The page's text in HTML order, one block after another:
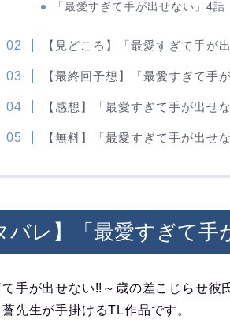
「最愛すぎて手が出せない」4話
【見どころ】「最愛すぎて手が
【最終回予想】「最愛すぎて手
【感想】「最愛すぎて手が出せ
【無料】「最愛すぎて手が出せ
バレ】「最愛すぎて
て手が出せない!!～歳の差こじらせ
先生が手掛けるTL作品です。